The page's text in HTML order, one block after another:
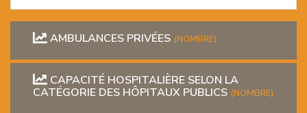
AMBULANCES PRIVÉES (NOMBRE)
CAPACITÉ HOSPITALIÈRE SELON LA
CATÉGORIE DES HÔPITAUX PUBLICS (NOMBRE)